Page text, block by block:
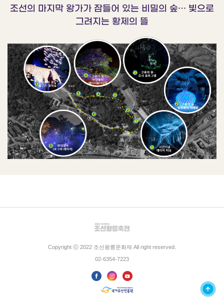
조선의 마지막 왕가가 잠들어 있는 비밀의 숲… 빛으로
그려지는 황제의 뜰
Copyright ⓒ 2022 조선왕릉문화제 All right reserved.
02-6354-7223